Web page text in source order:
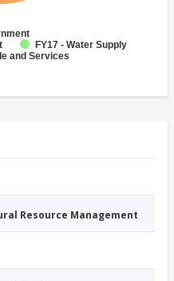
FY17 - Water Supply
and Services
Resource Management